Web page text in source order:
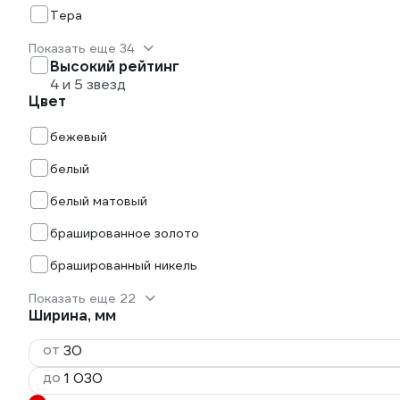
Тера
Показать еще 34
Высокий рейтинг
4 и 5 звезд
Цвет
бежевый
белый
белый матовый
брашированное золото
брашированный никель
Показать еще 22
Ширина, мм
от
до